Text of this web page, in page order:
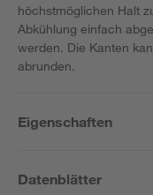
höchstmöglichen Halt
Abkühlung einfach
werden. Die Kanten
abrunden.
Eigenschaften
Datenblätter